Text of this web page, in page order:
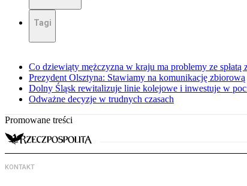
Tagi
Co dziewiąty mężczyzna w kraju ma problemy ze spłatą
Prezydent Olsztyna: Stawiamy na komunikację zbiorową
Dolny Śląsk rewitalizuje linie kolejowe i inwestuje w
Odważne decyzje w trudnych czasach
Promowane treści
KONTAKT